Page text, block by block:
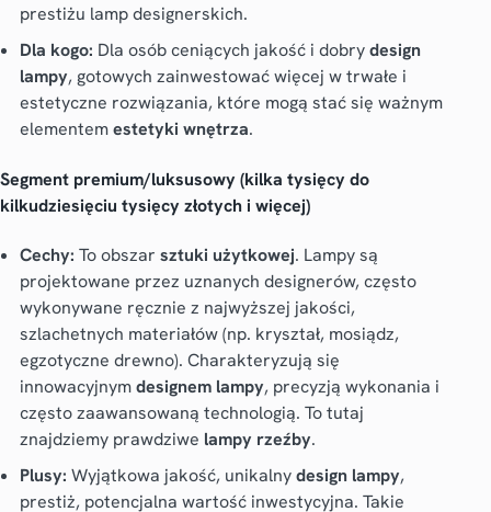
prestiżu lamp designerskich.
Dla kogo: Dla osób ceniących jakość i dobrydesign
lampy, gotowych zainwestować więcej w trwałe i
estetyczne rozwiązania, które mogą stać się ważnym
elementemestetyki wnętrza.
Segment premium/luksusowy (kilka tysięcy do
kilkudziesięciu tysięcy złotych i więcej)
Cechy: To obszar sztuki użytkowej. Lampy są
projektowane przez uznanych designerów, często
wykonywane ręcznie z najwyższej jakości,
szlachetnych materiałów (np. kryształ, mosiądz,
egzotyczne drewno). Charakteryzują się
innowacyjnymdesignem lampy, precyzją wykonania i
często zaawansowaną technologią. To tutaj
znajdziemy prawdziwe lampy rzeźby.
Plusy: Wyjątkowa jakość, unikalnydesign lampy,
prestiż, potencjalna wartość inwestycyjna. Takie